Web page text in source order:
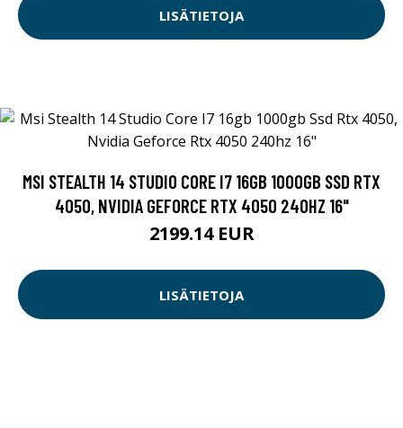
LISÄTIETOJA
MSI STEALTH 14 STUDIO CORE I7 16GB 1000GB SSD RTX
4050, NVIDIA GEFORCE RTX 4050 240HZ 16"
2199.14 EUR
LISÄTIETOJA